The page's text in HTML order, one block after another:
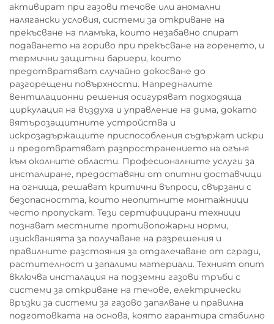
активират при газови течове или аномални
налягански условия, системи за откриване на
прекъсване на пламъка, които незабавно спират
подаването на гориво при прекъсване на горенето, и
термични защитни бариери, които
предотвратяват случайно докосване до
разгорещени повърхности. Напредналите
вентилационни решения осигуряват подходяща
циркулация на въздуха и управление на дима, докато
вятърозащитните устройства и
искрозадържащите приспособления съдържат искри
и предотвратяват разпространението на огъня
към околните области. Професионалните услуги за
инсталиране, предоставяни от опитни доставчици
на огнища, решават критични въпроси, свързани с
безопасността, които неопитните монтажници
често пропускат. Тези сертифицирани техници
познават местните противопожарни норми,
изискванията за получаване на разрешения и
правилните разстояния за отдалечаване от сгради,
растителност и запалими материали. Техният опит
включва инсталация на подземни газови тръби с
системи за откриване на течове, електрически
връзки за системи за газово запалване и правилна
подготовката на основа, която гарантира стабилно